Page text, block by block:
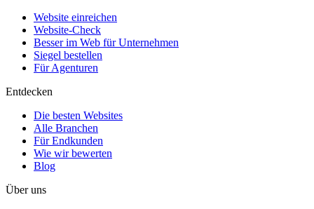
Website einreichen
Website-Check
Besser im Web für Unternehmen
Siegel bestellen
Für Agenturen
Entdecken
Die besten Websites
Alle Branchen
Für Endkunden
Wie wir bewerten
Blog
Über uns